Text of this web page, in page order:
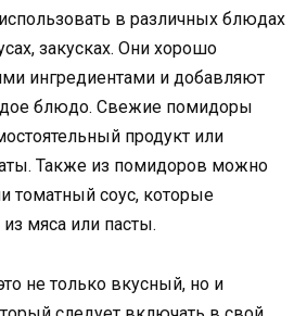
в различных блюдах
закусках. Они хорошо
ингредиентами и добавляют
блюдо. Свежие помидоры
продукт или
Также из помидоров можно
томатный соус, которые
мяса или пасты.
не только вкусный, но и